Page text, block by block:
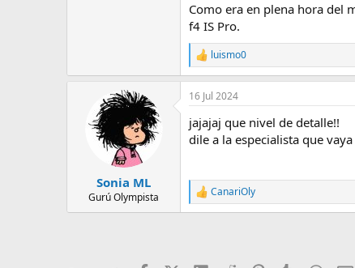
Como era en plena hora del
f4 IS Pro.
R
e
a
c
i
o
s
luismo0
Sonia ML
Gurú Olympista
16 Jul 2024
jajajaj que nivel de detalle!!
dile a la especialista que
R
e
CanariOly